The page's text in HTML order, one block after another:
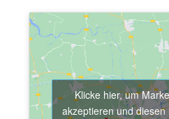
Klicke hier, um
akzeptieren und